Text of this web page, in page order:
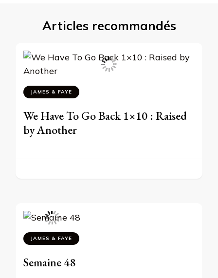
Articles recommandés
JAMES & FAYE
We Have To Go Back 1×10 : Raised
by Another
JAMES & FAYE
Semaine 48